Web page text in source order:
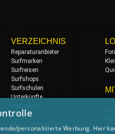
VERZEICHNIS
Reparaturanbieter
Surfmarken
Surfreisen
Surfshops
Surfschulen
Unterkünfte
WELTKARTEN
personalisierte Werbung. Hier